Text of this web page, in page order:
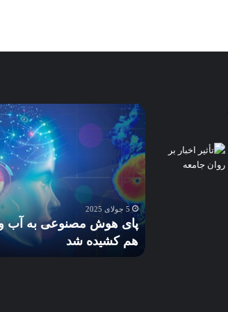
پای
هوش
مصنوعی
به
آب
هوا
هم
کشیده
شد
5 جولای 2025
پای هوش مصنوعی به آب و
هم کشیده شد